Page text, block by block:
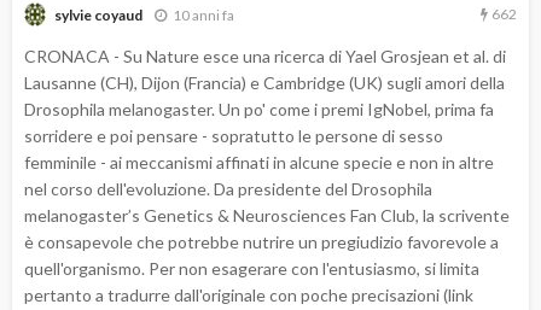
sylvie coyaud 10 anni fa 662
CRONACA - Su Nature esce una ricerca di Yael Grosjean et al. di
Lausanne (CH), Dijon (Francia) e Cambridge (UK) sugli amori della
Drosophila melanogaster. Un po' come i premi IgNobel, prima fa
sorridere e poi pensare - sopratutto le persone di sesso
femminile - ai meccanismi affinati in alcune specie e non in altre
nel corso dell'evoluzione. Da presidente del Drosophila
melanogaster’s Genetics & Neurosciences Fan Club, la scrivente
è consapevole che potrebbe nutrire un pregiudizio favorevole a
quell'organismo. Per non esagerare con l'entusiasmo, si limita
pertanto a tradurre dall'originale con poche precisazioni (link